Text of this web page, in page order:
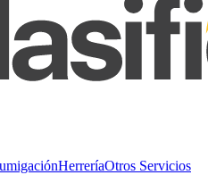
HerreríaOtros Servicios